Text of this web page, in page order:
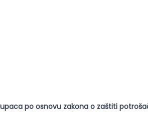
po osnovu zakona o zaštiti